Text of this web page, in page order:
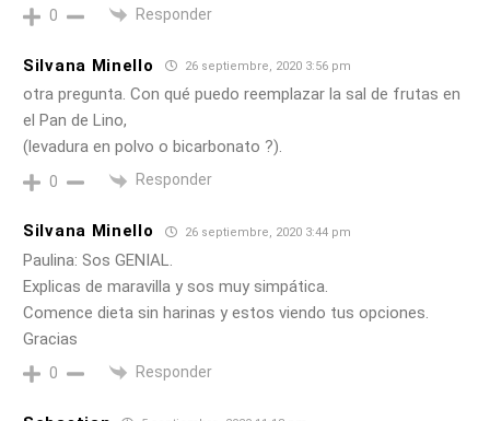
0 Responder
Silvana Minello 26 septiembre, 2020 3:56 pm
otra pregunta. Con qué puedo reemplazar la sal de frutas en
el Pan de Lino,
(levadura en polvo o bicarbonato ?).
0 Responder
Silvana Minello 26 septiembre, 2020 3:44 pm
Paulina: Sos GENIAL.
Explicas de maravilla y sos muy simpática.
Comence dieta sin harinas y estos viendo tus opciones.
Gracias
0 Responder